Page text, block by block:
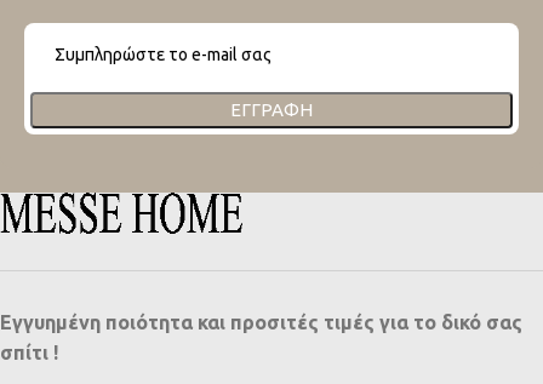
ΕΓΓΡΑΦΉ
Εγγυημένη ποιότητα και προσιτές τιμές για το δικό σας
σπίτι !